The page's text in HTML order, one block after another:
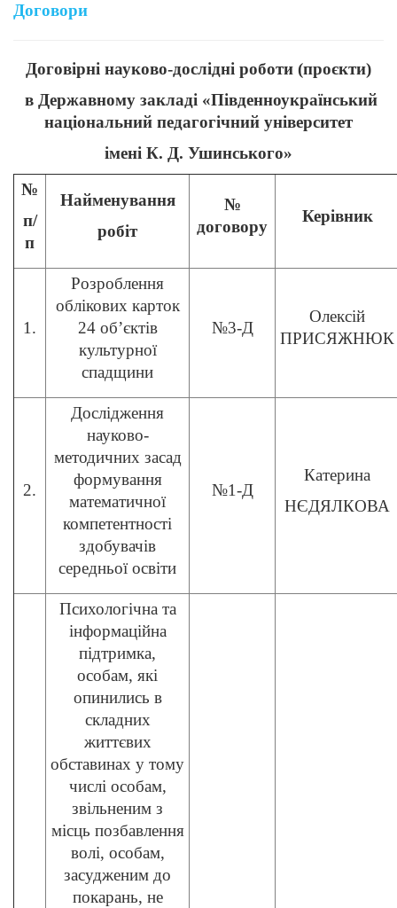
Договори
Договірні науково-дослідні роботи (проєкти)
в Державному закладі «Південноукраїнський
національний педагогічний університет
імені К. Д. Ушинського»
№
п/
п
Найменування
робіт
№
договору
Керівник
1.
Розроблення
облікових карток
24 об’єктів
культурної
спадщини
№3-Д
Олексій
ПРИСЯЖНЮК
2.
Дослідження
науково-
методичних засад
формування
математичної
компетентності
здобувачів
середньої освіти
№1-Д
Катерина
НЄДЯЛКОВА
Психологічна та
інформаційна
підтримка,
особам, які
опинились в
складних
життєвих
обставинах у тому
числі особам,
звільненим з
місць позбавлення
волі, особам,
засудженим до
покарань, не